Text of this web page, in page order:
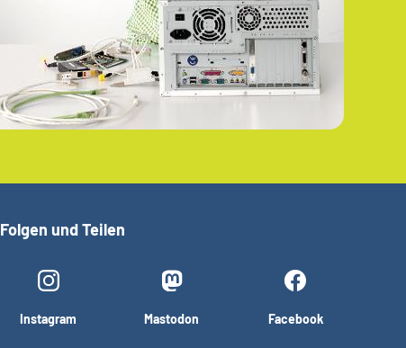
Folgen und Teilen
Instagram Mastodon Facebook